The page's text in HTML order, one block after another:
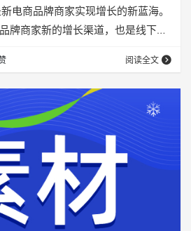
电商品牌商家实现增长的新蓝海。
牌商家新的增长渠道，也是线下店
内越来越受关注。 面对抖音电商
品牌商家、服务商等多方从业人员
报、重点赛道发展状况、成功抖品
，从而更好地抓住抖音电商的发展
基于上述背景…
阅读全文